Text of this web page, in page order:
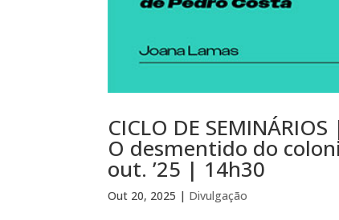
CICLO DE
O desmentido do
out. ’25 | 14h30
Out 20, 2025 | Divulgação